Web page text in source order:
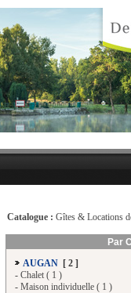
Catalogue : Gîtes & Locations
Par
AUGAN [ 2 ]
- Chalet ( 1 )
- Maison individuelle ( 1 )